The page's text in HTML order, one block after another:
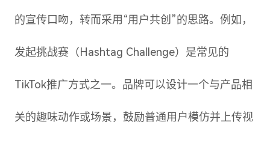
的宣传口吻，转而采用“用户共创”的思路。例如，
发起挑战赛（Hashtag Challenge）是常见的
TikTok推广方式之一。品牌可以设计一个与产品相
关的趣味动作或场景，鼓励普通用户模仿并上传视